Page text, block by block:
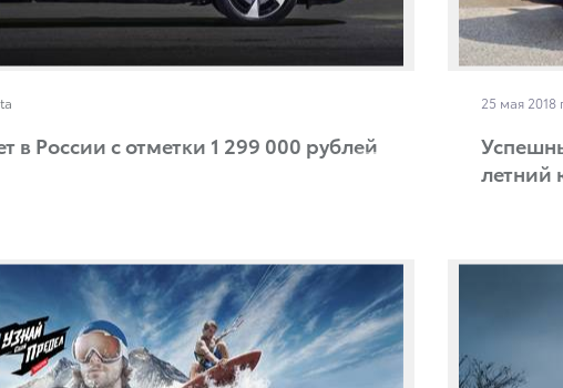
в России с отметки 1 299 000 рублей
25 мая 2018
летний